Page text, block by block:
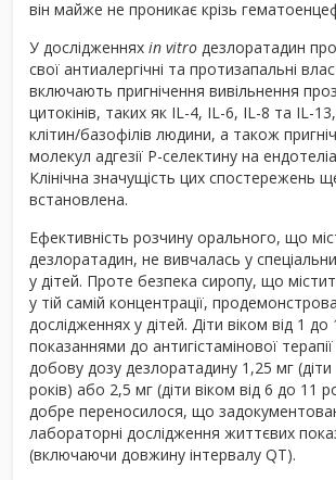
він майже не проникає крізь
У дослідженнях in vitro дезлоратадин
свої антиалергічні та протизапальні
включають пригнічення вивільнення
цитокінів, таких як IL-4, IL-6, IL-8 та IL-
клітин/базофілів людини, а також
молекул адгезії Р-селектину на
Клінічна значущість цих спостережень
встановлена.
Ефективність розчину орального, що
дезлоратадин, не вивчалась у
у дітей. Проте безпека сиропу, що
у тій самій концентрації,
дослідженнях у дітей. Діти віком від 1 до
показаннями до антигістамінової
добову дозу дезлоратадину 1,25 мг (діти
років) або 2,5 мг (діти віком від 6 до 11
добре переносилося, що
лабораторні дослідження життєвих
(включаючи довжину інтервалу QT).